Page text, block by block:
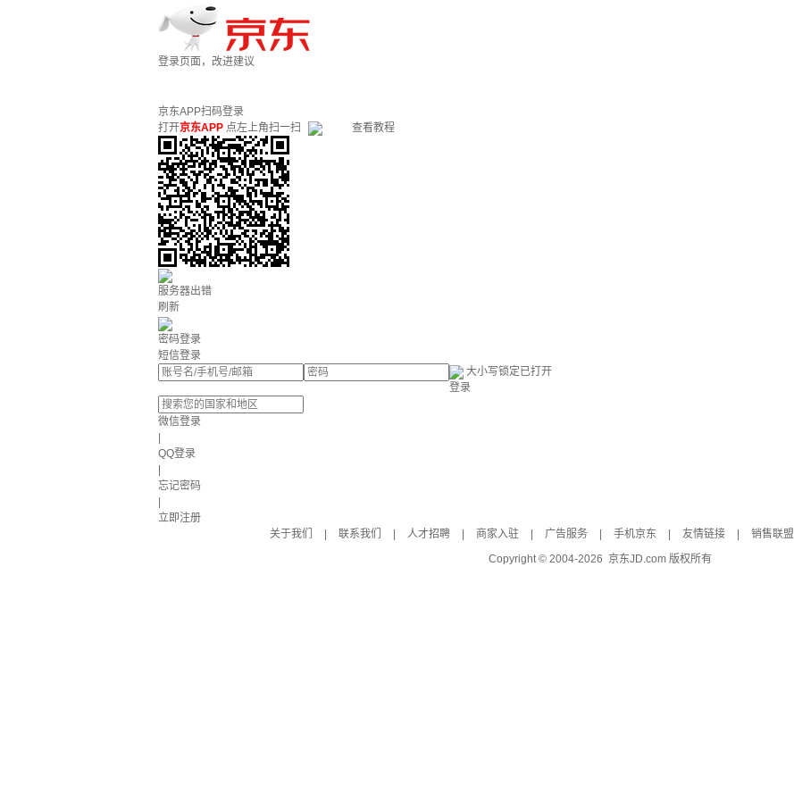
登录页面，改进建议
京东APP扫码登录
打开京东APP 点左上角扫一扫 查看教程
服务器出错
刷新
密码登录
短信登录
大小写锁定已打开
登录
微信登录
QQ登录
忘记密码
立即注册
关于我们
联系我们 人才招聘 商家入驻 广告服务 手机京东 友情链接 销售联盟
Copyright © 2004-2026 京东JD.com 版权所有